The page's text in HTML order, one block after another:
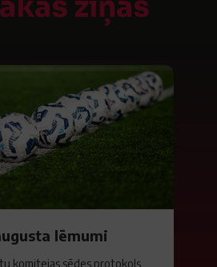
lēmumi
komitejas sēdes protokols